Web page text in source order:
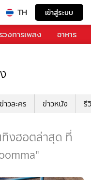
TH เข้าสู่ระบบ
วงการเพลง อาหาร
ข่าวละคร ข่าวหนัง รี
ทิงฮอตล่าสุด ที่